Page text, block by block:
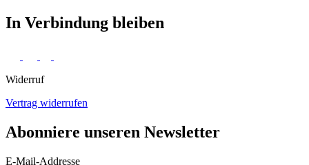
In Verbindung bleiben
Widerruf
Vertrag widerrufen
Abonniere unseren Newsletter
E-Mail-Addresse